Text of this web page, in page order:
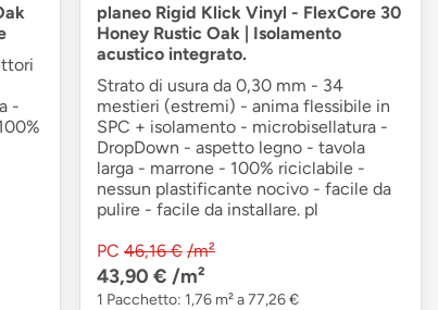
-
planeo Rigid Klick Vinyl - FlexCore 30
Honey Rustic Oak | Isolamento
acustico integrato.
Strato di usura da 0,30 mm - 34
mestieri (estremi) - anima flessibile in
SPC + isolamento - microbisellatura -
DropDown - aspetto legno - tavola
larga - marrone - 100% riciclabile -
nessun plastificante nocivo - facile da
pulire - facile da installare. pl
PC 46,16 € /m²
43,90 € /m²
1 Pacchetto: 1,76 m² a 77,26 €